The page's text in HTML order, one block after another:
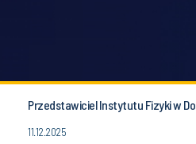
Przedstawiciel Instytutu Fizyki w
11.12.2025